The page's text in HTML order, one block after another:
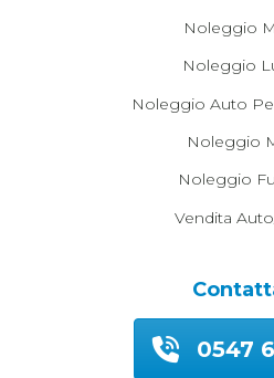
Noleggio
Noleggio
Noleggio Auto
Noleggio
Noleggio
Vendita
0547